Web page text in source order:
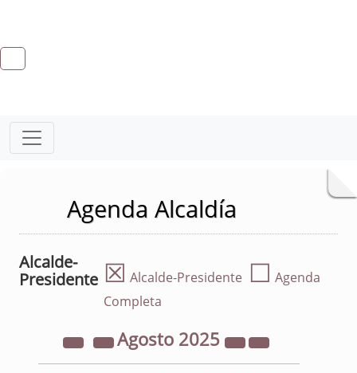
Agenda Alcaldía
Alcalde-
Presidente ☒ Alcalde-Presidente ☐ Agenda
Completa
Agosto 2025